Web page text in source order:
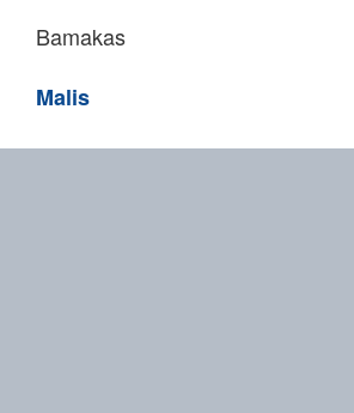
Bamakas
Malis